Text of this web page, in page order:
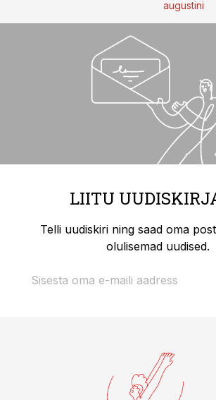
augustini
LIITU
Telli uudiskiri ning saad oma
olulisemad uudised.